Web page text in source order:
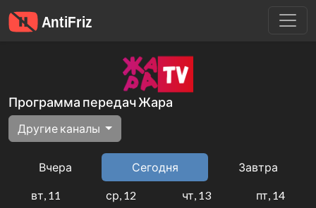
Программа передач Жара
Другие каналы
Вчера Сегодня Завтра
вт, 11 ср, 12 чт, 13 пт, 14